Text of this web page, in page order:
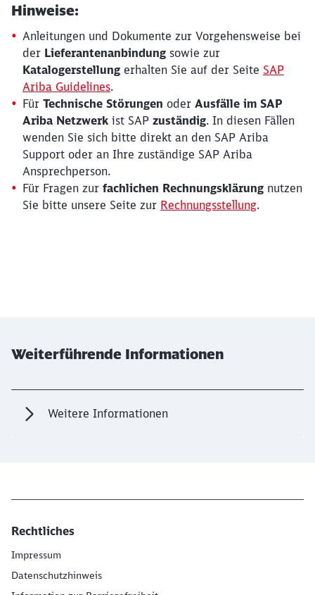
Hinweise:
Anleitungen und Dokumente zur Vorgehensweise bei
der Lieferantenanbindung sowie zur
Katalogerstellung erhalten Sie auf der Seite SAP
Ariba Guidelines.
Für Technische Störungen oder Ausfälle im SAP
Ariba Netzwerk ist SAP zuständig. In diesen Fällen
wenden Sie sich bitte direkt an den SAP Ariba
Support oder an Ihre zuständige SAP Ariba
Ansprechperson.
Für Fragen zur fachlichen Rechnungsklärung nutzen
Sie bitte unsere Seite zur Rechnungsstellung.
Weiterführende Informationen
Weitere Informationen
Rechtliches
Impressum
Datenschutzhinweis